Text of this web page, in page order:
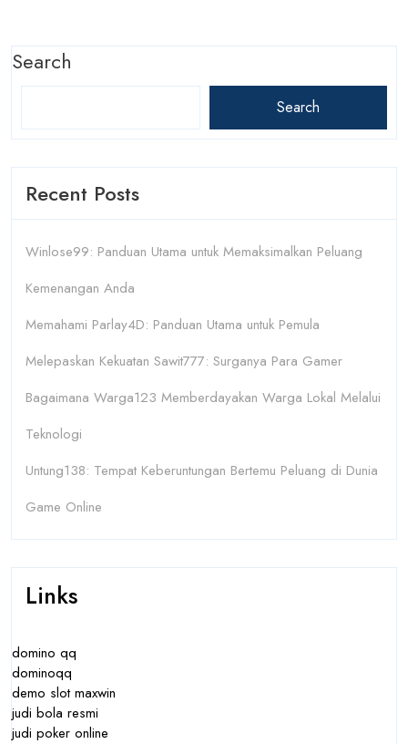
Search
Search
Recent Posts
Winlose99: Panduan Utama untuk Memaksimalkan Peluang
Kemenangan Anda
Memahami Parlay4D: Panduan Utama untuk Pemula
Melepaskan Kekuatan Sawit777: Surganya Para Gamer
Bagaimana Warga123 Memberdayakan Warga Lokal Melalui
Teknologi
Untung138: Tempat Keberuntungan Bertemu Peluang di Dunia
Game Online
Links
domino qq
dominoqq
demo slot maxwin
judi bola resmi
judi poker online